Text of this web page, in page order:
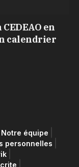
en
calendrier
Notre équipe
personnelles